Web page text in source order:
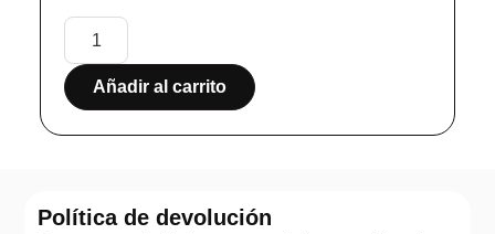
Añadir al carrito
Política de devolución